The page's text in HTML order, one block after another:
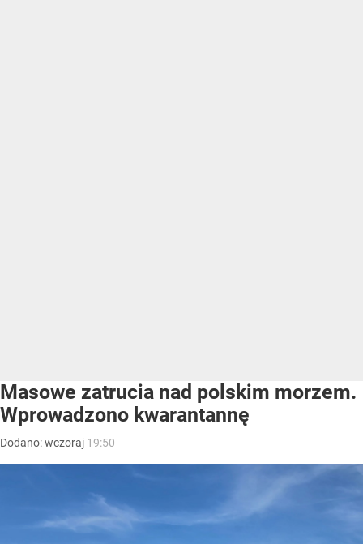
Masowe zatrucia nad polskim morzem.
Wprowadzono kwarantannę
Dodano:wczoraj 19:50